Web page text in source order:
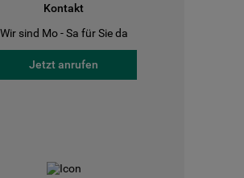
Kontakt
Wir sind Mo - Sa für Sie da
Jetzt anrufen